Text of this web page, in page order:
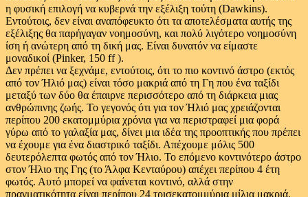
η φυσική επιλογή να κυβερνά την εξέλιξη τούτη (Dawkins).
Εντούτοις, δεν είναι αναπόφευκτο ότι τα αποτελέσματα αυτής της
εξέλιξης θα παρήγαγαν νοημοσύνη, και πολύ λιγότερο νοημοσύνη
ίση ή ανώτερη από τη δική μας. Είναι δυνατόν να είμαστε
μοναδικοί (Pinker, 150 ff ).
Δεν πρέπει να ξεχνάμε, εντούτοις, ότι το πιο κοντινό άστρο (εκτός
από τον Ήλιό μας) είναι τόσο μακριά από τη Γη που ένα ταξίδι
μεταξύ των δύο θα έπαιρνε περισσότερο από τη διάρκεια μιας
ανθρώπινης ζωής. Το γεγονός ότι για τον Ήλιό μας χρειάζονται
περίπου 200 εκατομμύρια χρόνια για να περιστραφεί μια φορά
γύρω από το γαλαξία μας, δίνει μια ιδέα της προοπτικής που πρέπει
να έχουμε για ένα διαστρικό ταξίδι. Απέχουμε μόλις 500
δευτερόλεπτα φωτός από τον Ήλιο. Το επόμενο κοντινότερο άστρο
στον Ήλιο της Γης (το Άλφα Κενταύρου) απέχει περίπου 4 έτη
φωτός. Αυτό μπορεί να φαίνεται κοντινό, αλλά στην
πραγματικότητα είναι περίπου 24 τρισεκατομμύρια μίλια μακριά.